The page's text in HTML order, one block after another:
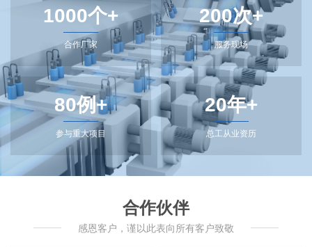
1000个+
合作厂家
200次+
服务现场
80例+
参与重大项目
20年+
总工从业资历
合作伙伴
感恩客户，谨以此表向所有客户致敬